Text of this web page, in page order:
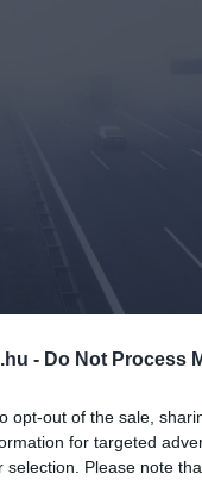
- Do Not Process
opt-out of the sale,
for targeted
selection. Please note
és